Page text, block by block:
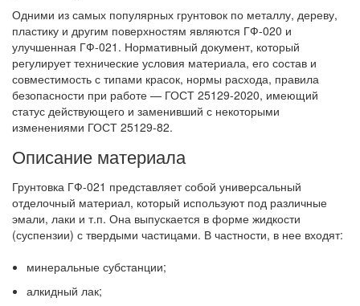
Одними из самых популярных грунтовок по металлу, дереву,
пластику и другим поверхностям являются ГФ-020 и
улучшенная ГФ-021. Нормативный документ, который
регулирует технические условия материала, его состав и
совместимость с типами красок, нормы расхода, правила
безопасности при работе — ГОСТ 25129-2020, имеющий
статус действующего и заменивший с некоторыми
изменениями ГОСТ 25129-82.
Описание материала
Грунтовка ГФ-021 представляет собой универсальный
отделочный материал, который используют под различные
эмали, лаки и т.п. Она выпускается в форме жидкости
(суспензии) с твердыми частицами. В частности, в нее входят:
минеральные субстанции;
алкидный лак;